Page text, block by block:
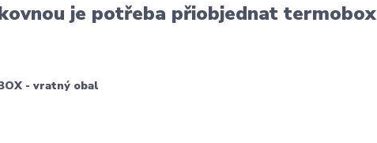
je potřeba přiobjednat termobox
- vratný obal